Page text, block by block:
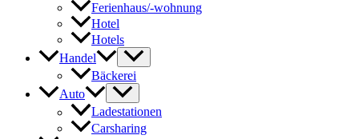
Ferienhaus/-wohnung
Hotel
Hotels
Handel
Bäckerei
Auto
Ladestationen
Carsharing